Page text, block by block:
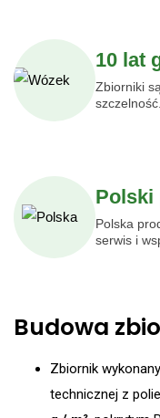
10 lat
Zbiorniki
szczelność.
Polski
Polska
serwis i
Budowa
Zbiornik
technicznej z